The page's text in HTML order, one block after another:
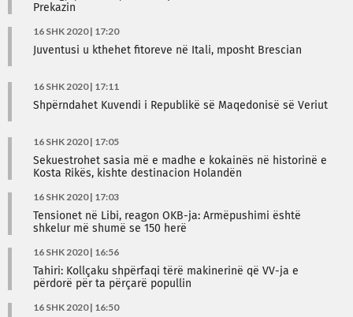
Prekazin
16 SHK 2020 | 17:20
Juventusi u kthehet fitoreve në Itali, mposht Brescian
16 SHK 2020 | 17:11
Shpërndahet Kuvendi i Republikë së Maqedonisë së Veriut
16 SHK 2020 | 17:05
Sekuestrohet sasia më e madhe e kokainës në historinë e
Kosta Rikës, kishte destinacion Holandën
16 SHK 2020 | 17:03
Tensionet në Libi, reagon OKB-ja: Armëpushimi është
shkelur më shumë se 150 herë
16 SHK 2020 | 16:56
Tahiri: Kollçaku shpërfaqi tërë makinerinë që VV-ja e
përdorë për ta përçarë popullin
16 SHK 2020 | 16:50